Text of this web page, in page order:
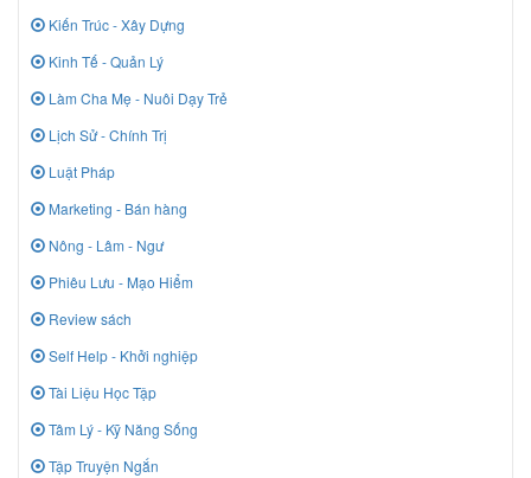
Kiến Trúc - Xây Dựng
Kinh Tế - Quản Lý
Làm Cha Mẹ - Nuôi Dạy Trẻ
Lịch Sử - Chính Trị
Luật Pháp
Marketing - Bán hàng
Nông - Lâm - Ngư
Phiêu Lưu - Mạo Hiểm
Review sách
Self Help - Khởi nghiệp
Tài Liệu Học Tập
Tâm Lý - Kỹ Năng Sống
Tập Truyện Ngắn